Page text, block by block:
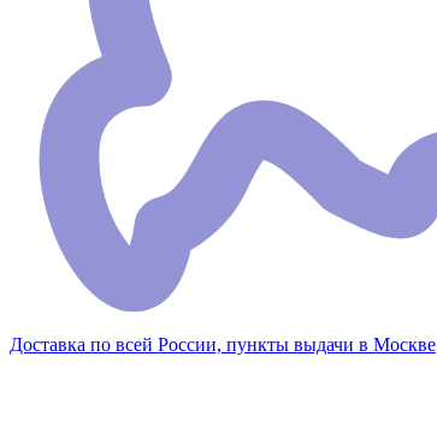
Доставка по всей России, пункты выдачи в Москве